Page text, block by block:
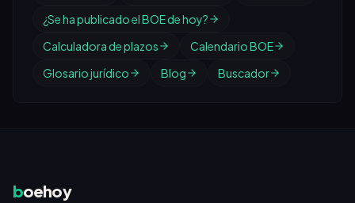
¿Se ha publicado el BOE de hoy?
Calculadora de plazos
Calendario BOE
Glosario jurídico
Blog Buscador
boehoy